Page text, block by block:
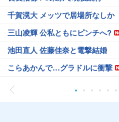
千賀滉大 メッツで居場所なしか
三山凌輝 公私ともにピンチへ?
池田直人 佐藤佳奈と電撃結婚
こらあかんで…グラドルに衝撃